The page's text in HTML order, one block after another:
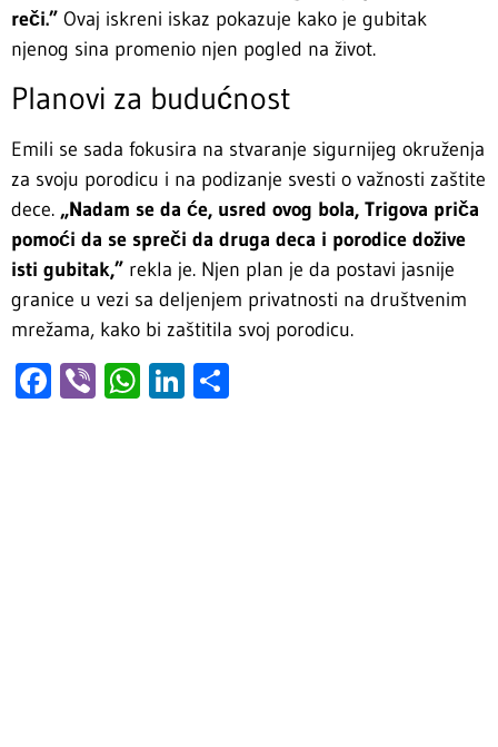
reči.” Ovaj iskreni iskaz pokazuje kako je gubitak
njenog sina promenio njen pogled na život.
Planovi za budućnost
Emili se sada fokusira na stvaranje sigurnijeg okruženja
za svoju porodicu i na podizanje svesti o važnosti zaštite
dece. „Nadam se da će, usred ovog bola, Trigova priča
pomoći da se spreči da druga deca i porodice dožive
isti gubitak,” rekla je. Njen plan je da postavi jasnije
granice u vezi sa deljenjem privatnosti na društvenim
mrežama, kako bi zaštitila svoj porodicu.
Facebook
ViberWhatsApp
LinkedIn